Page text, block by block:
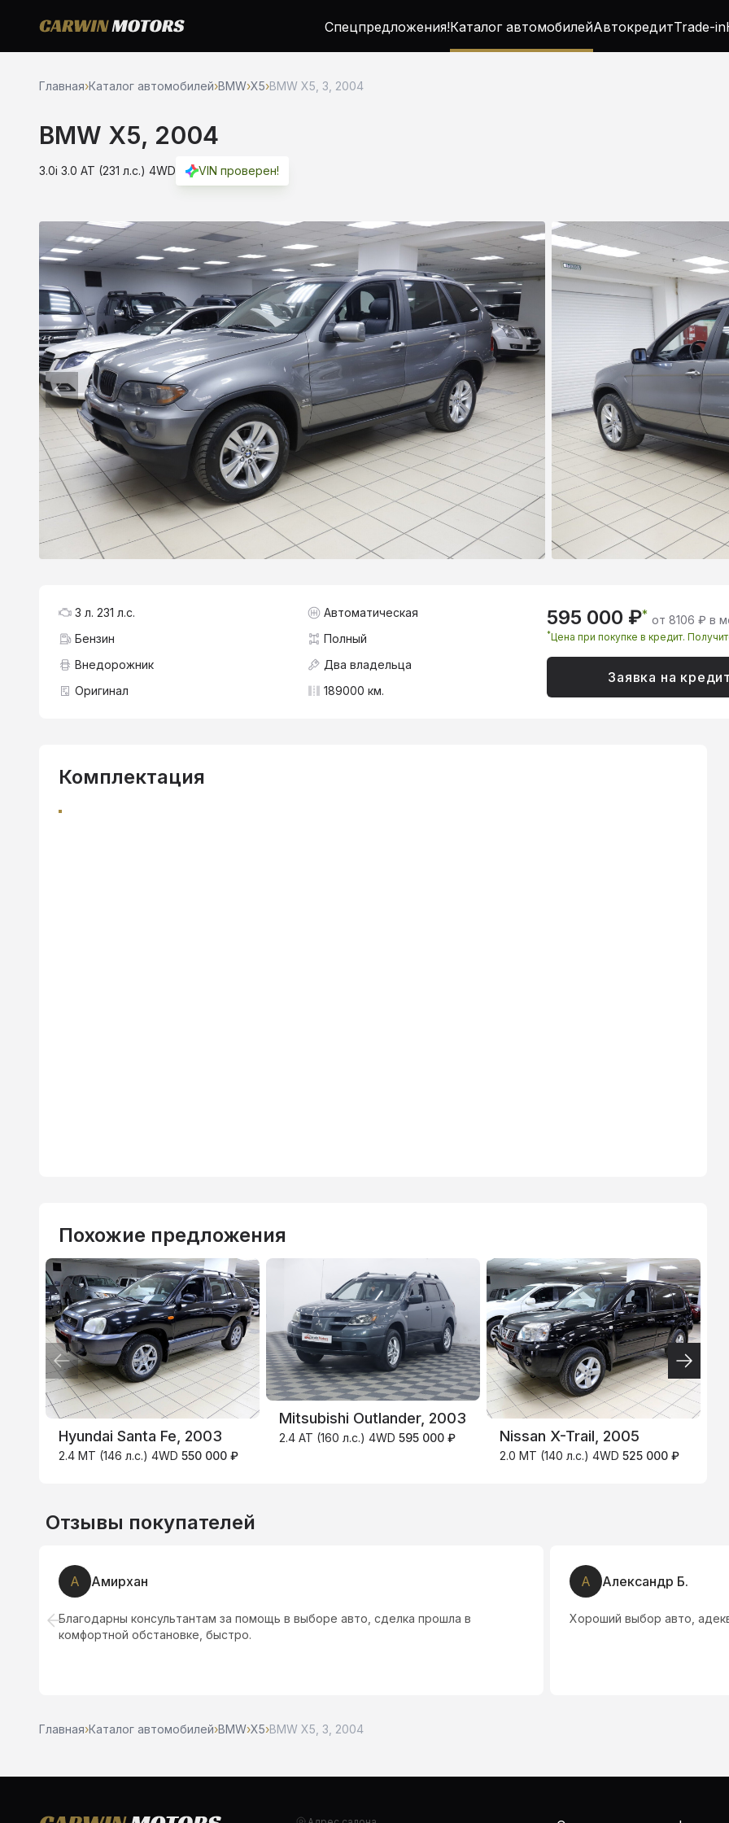
Спецпредложения!Каталог автомобилейАвтокредитTrade-in
Главная›Каталог автомобилей›BMW›X5›BMW X5, 3, 2004
BMW X5, 2004
3.0i 3.0 AT (231 л.с.) 4WD VIN проверен!
595 000 ₽* от 8106 ₽ в
*Цена при покупке в кредит.
Заявка на кредит
3 л. 231 л.с.
Автоматическая
Бензин
Полный
Внедорожник
Два владельца
Оригинал
189000 км.
Комплектация
Похожие предложения
Hyundai Santa Fe, 2003
2.4 MT (146 л.с.) 4WD 550 000 ₽
Mitsubishi Outlander, 2003
2.4 AT (160 л.с.) 4WD 595 000 ₽ Nissan X-Trail, 2005
2.0 MT (140 л.с.) 4WD 525 000 ₽
ВТБ
3.9%
ТИНЬКОФФ
4.9%
Отзывы покупателей
А Амирхан
Благодарны консультантам за помощь в выборе авто, сделка прошла в
комфортной обстановке, быстро.
А Александр Б.
Хороший выбор авто,
Главная›Каталог автомобилей›BMW›X5›BMW X5, 3, 2004